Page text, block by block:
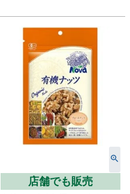
店舗でも販売